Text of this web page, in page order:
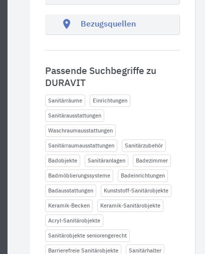
location_on Bezugsquellen
Passende Suchbegriffe zu
DURAVIT
Sanitärräume Einrichtungen
Sanitärausstattungen
Waschraumausstattungen
Sanitärraumausstattungen Sanitärzubehör
Badobjekte Sanitäranlagen Badezimmer
Badmöblierungssysteme Badeinrichtungen
Badausstattungen Kunststoff-Sanitärobjekte
Keramik-Becken Keramik-Sanitärobjekte
Acryl-Sanitärobjekte
Sanitärobjekte seniorengerecht
Barrierefreie Sanitärobjekte Sanitärhalter